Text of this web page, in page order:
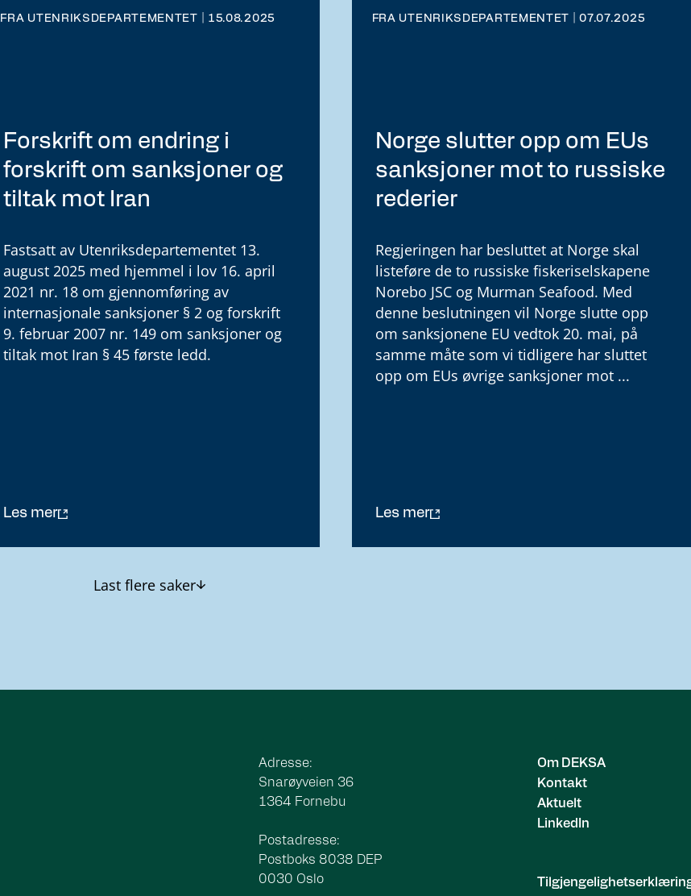
FRA UTENRIKSDEPARTEMENTET | 15.08.2025
Forskrift om endring i
forskrift om sanksjoner og
tiltak mot Iran
Fastsatt av Utenriksdepartementet 13.
august 2025 med hjemmel i lov 16. april
2021 nr. 18 om gjennomføring av
internasjonale sanksjoner § 2 og forskrift
9. februar 2007 nr. 149 om sanksjoner og
tiltak mot Iran § 45 første ledd.
Les mer
FRA UTENRIKSDEPARTEMENTET | 07.07.2025
Norge slutter opp om EUs
sanksjoner mot to russiske
rederier
Regjeringen har besluttet at Norge skal
listeføre de to russiske fiskeriselskapene
Norebo JSC og Murman Seafood. Med
denne beslutningen vil Norge slutte opp
om sanksjonene EU vedtok 20. mai, på
samme måte som vi tidligere har sluttet
opp om EUs øvrige sanksjoner mot ...
Les mer
Last flere saker
Adresse:
Snarøyveien 36
1364 Fornebu
Postadresse:
Postboks 8038 DEP
0030 Oslo
Om DEKSA
Kontakt
Aktuelt
LinkedIn